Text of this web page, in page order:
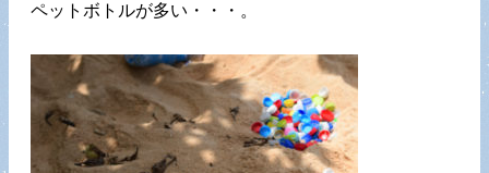
ペットボトルが多い・・・。